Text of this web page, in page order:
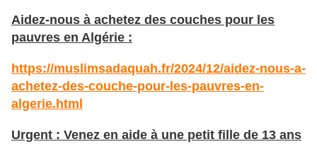
Aidez-nous à achetez des couches pour les
pauvres en Algérie :
https://muslimsadaquah.fr/2024/12/aidez-nous-a-
achetez-des-couche-pour-les-pauvres-en-
algerie.html
Urgent : Venez en aide à une petit fille de 13 ans